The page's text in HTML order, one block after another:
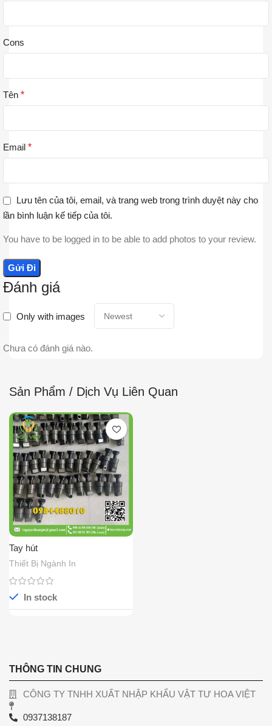
Đánh giá
Only with images
Chưa có đánh giá nào.
Cons
Tên *
Email *
Lưu tên của tôi, email, và trang web trong trình duyệt này cho
lần bình luận kế tiếp của tôi.
You have to be logged in to be able to add photos to your review.
Sản Phẩm / Dịch Vụ Liên Quan
Tay hút
Thiết Bị Ngành In
In stock
THÔNG TIN CHUNG
CÔNG TY TNHH XUẤT NHẬP KHẨU VẬT TƯ HOA VIỆT
0937138187